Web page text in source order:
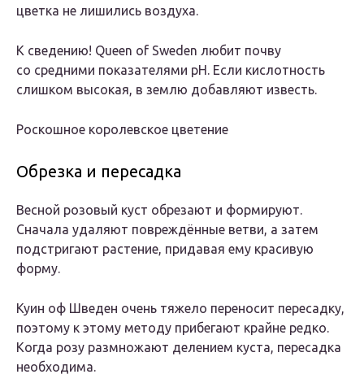
цветка не лишились воздуха.
К сведению! Queen of Sweden любит почву
со средними показателями рН. Если кислотность
слишком высокая, в землю добавляют известь.
Роскошное королевское цветение
Обрезка и пересадка
Весной розовый куст обрезают и формируют.
Сначала удаляют повреждённые ветви, а затем
подстригают растение, придавая ему красивую
форму.
Куин оф Шведен очень тяжело переносит пересадку,
поэтому к этому методу прибегают крайне редко.
Когда розу размножают делением куста, пересадка
необходима.